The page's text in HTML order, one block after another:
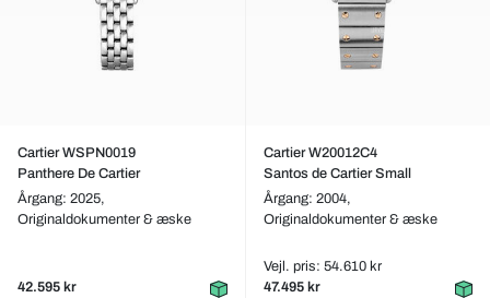
Cartier WSPN0019
Panthere De Cartier
Årgang: 2025,
Originaldokumenter & æske
42.595 kr
Cartier W20012C4
Santos de Cartier Small
Årgang: 2004,
Originaldokumenter & æske
Vejl. pris: 54.610 kr
47.495 kr